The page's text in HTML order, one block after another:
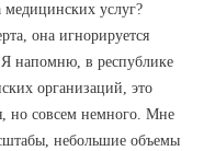
медицинских услуг?
она игнорируется
Я напомню, в республике
организаций, это
но совсем немного. Мне
небольшие объемы